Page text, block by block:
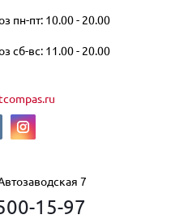
пн-пт: 10.00 - 20.00
сб-вс: 11.00 - 20.00
7
15-97